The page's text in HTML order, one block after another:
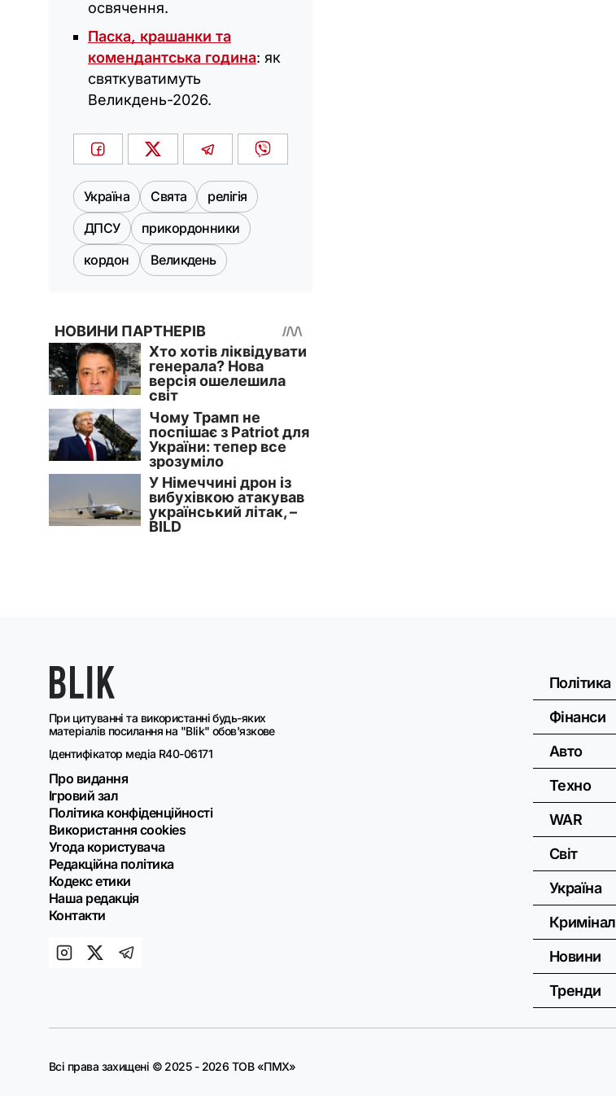
освячення.
Паска, крашанки та
комендантська година: як
святкуватимуть
Великдень-2026.
Україна Свята
релігія
ДПСУ
прикордонники
кордон
Великдень
При цитуванні та використанні будь-яких
матеріалів посилання на "Blik" обов'язкове
Ідентифікатор медіа R40-06171
Про видання
Ігровий зал
Політика конфіденційності
Використання cookies
Угода користувача
Редакційна політика
Кодекс етики
Наша редакція
Контакти
Політика
Фінанси
Авто
Техно
WAR
Світ
Україна
Кримінал
Новини
Тренди
Всі права захищені © 2025 - 2026 ТОВ «ПМХ»